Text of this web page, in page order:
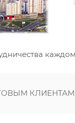
КЛИЕНТАМ